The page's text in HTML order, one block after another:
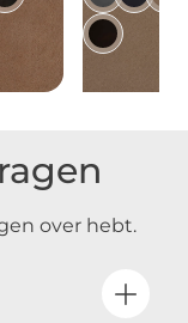
over hebt.